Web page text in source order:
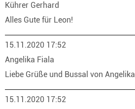
Kührer Gerhard
Alles Gute für Leon!
15.11.2020 17:52
Angelika Fiala
Liebe Grüße und Bussal von Angelika
15.11.2020 17:52